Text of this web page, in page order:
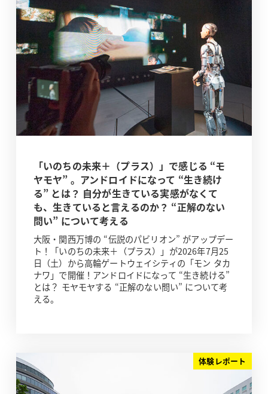
「いのちの未来＋（プラス）」で感じる “モ
ヤモヤ” 。アンドロイドになって “生き続け
る” とは？ 自分が生きている実感がなくて
も、生きていると言えるのか？ “正解のない
問い” について考える
大阪・関西万博の “伝説のパビリオン” がアップデー
ト！「いのちの未来＋（プラス）」が2026年7月25
日（土）から高輪ゲートウェイシティの「モン タカ
ナワ」で開催！アンドロイドになって “生き続ける”
とは？ モヤモヤする “正解のない問い” について考
える。
体験レポート